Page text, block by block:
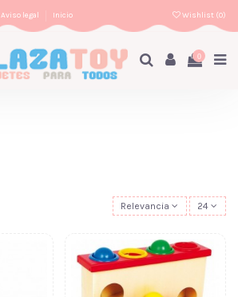
Aviso legal Inicio Wishlist (0)
0
Relevancia 24